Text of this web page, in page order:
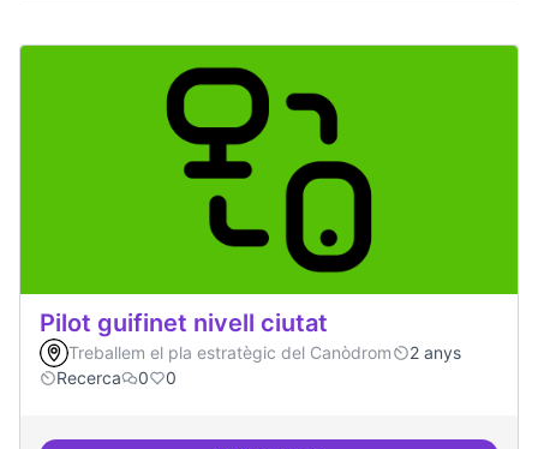
Pilot guifinet nivell ciutat
Treballem el pla estratègic del Canòdrom
2 anys
Recerca
0 0